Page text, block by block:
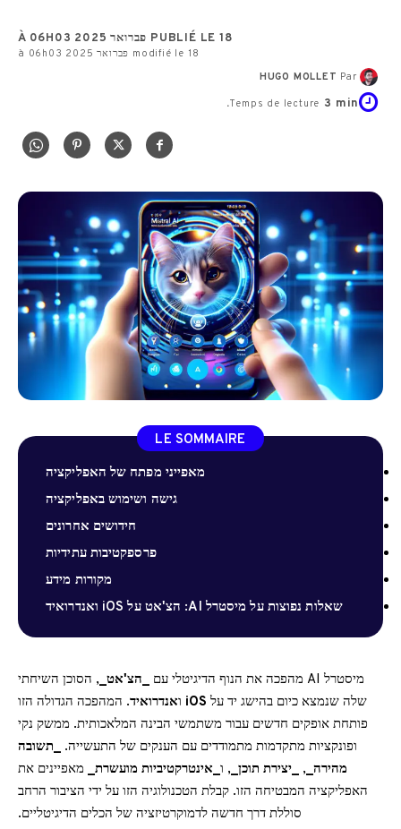
PUBLIÉ LE 18 פברואר 2025 À 06H03
modifié le 18 פברואר 2025 à 06h03
Par
HUGO MOLLET
Temps de lecture 3 min.
LE SOMMAIRE
מאפייני מפתח של האפליקציה
גישה ושימוש באפליקציה
חידושים אחרונים
פרספקטיבות עתידיות
מקורות מידע
שאלות נפוצות על מיסטרל AI: הצ'אט על iOS ואנדרואיד
מיסטרל AI מהפכה את הנוף הדיגיטלי עם _הצ'אט_, הסוכן השיחתי
שלה שנמצא כיום בהישג יד על iOS ואנדרואיד. המהפכה הגדולה הזו
פותחת אופקים חדשים עבור משתמשי הבינה המלאכותית. ממשק נקי
ופונקציות מתקדמות מתמודדים עם הענקים של התעשייה. _תשובה
מהירה_, _יצירת תוכן_, ו_אינטרקטיביות מועשרת_ מאפיינים את
האפליקציה המבטיחה הזו. קבלת הטכנולוגיה הזו על ידי הציבור הרחב
סוללת דרך חדשה לדמוקרטיזציה של הכלים הדיגיטליים.